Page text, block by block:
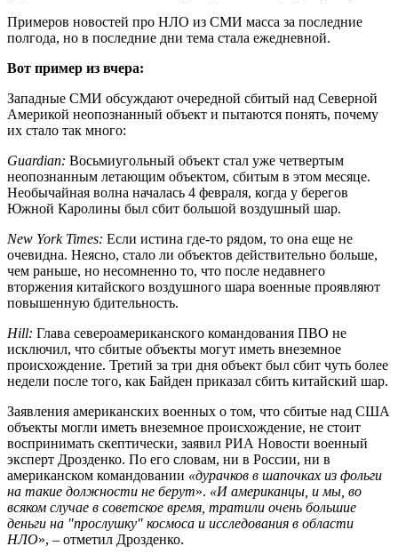
Примеров новостей про НЛО из СМИ масса за последние
полгода, но в последние дни тема стала ежедневной.
Вот пример из вчера:
Западные СМИ обсуждают очередной сбитый над Северной
Америкой неопознанный объект и пытаются понять, почему
их стало так много:
Guardian: Восьмиугольный объект стал уже четвертым
неопознанным летающим объектом, сбитым в этом месяце.
Необычайная волна началась 4 февраля, когда у берегов
Южной Каролины был сбит большой воздушный шар.
New York Times: Если истина где-то рядом, то она еще не
очевидна. Неясно, стало ли объектов действительно больше,
чем раньше, но несомненно то, что после недавнего
вторжения китайского воздушного шара военные проявляют
повышенную бдительность.
Hill: Глава североамериканского командования ПВО не
исключил, что сбитые объекты могут иметь внеземное
происхождение. Третий за три дня объект был сбит чуть более
недели после того, как Байден приказал сбить китайский шар.
Заявления американских военных о том, что сбитые над США
объекты могли иметь внеземное происхождение, не стоит
воспринимать скептически, заявил РИА Новости военный
эксперт Дрозденко. По его словам, ни в России, ни в
американском командовании «дурачков в шапочках из фольги
на такие должности не берут». «И американцы, и мы, во
всяком случае в советское время, тратили очень большие
деньги на "прослушку" космоса и исследования в области
НЛО», – отметил Дрозденко.